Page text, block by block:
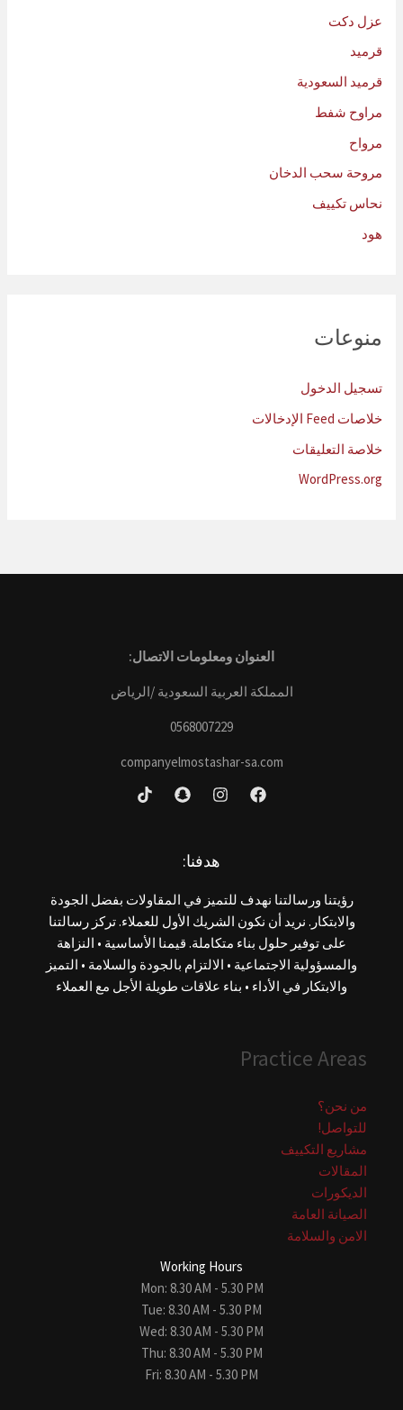
عزل دكت
قرميد
قرميد السعودية
مراوح شفط
مرواح
مروحة سحب الدخان
نحاس تكييف
هود
منوعات
تسجيل الدخول
خلاصات Feed الإدخالات
خلاصة التعليقات
WordPress.org
العنوان ومعلومات الاتصال:
المملكة العربية السعودية /الرياض
0568007229
companyelmostashar-sa.com
هدفنا:
رؤيتنا ورسالتنا نهدف للتميز في المقاولات بفضل الجودة
والابتكار. نريد أن نكون الشريك الأول للعملاء. تركز رسالتنا
على توفير حلول بناء متكاملة. قيمنا الأساسية • النزاهة
والمسؤولية الاجتماعية • الالتزام بالجودة والسلامة • التميز
والابتكار في الأداء • بناء علاقات طويلة الأجل مع العملاء
Practice Areas
من نحن؟
للتواصل!
مشاريع التكييف
المقالات
الديكورات
الصيانة العامة
الامن والسلامة
Working Hours
Mon: 8.30 AM - 5.30 PM
Tue: 8.30 AM - 5.30 PM
Wed: 8.30 AM - 5.30 PM
Thu: 8.30 AM - 5.30 PM
Fri: 8.30 AM - 5.30 PM